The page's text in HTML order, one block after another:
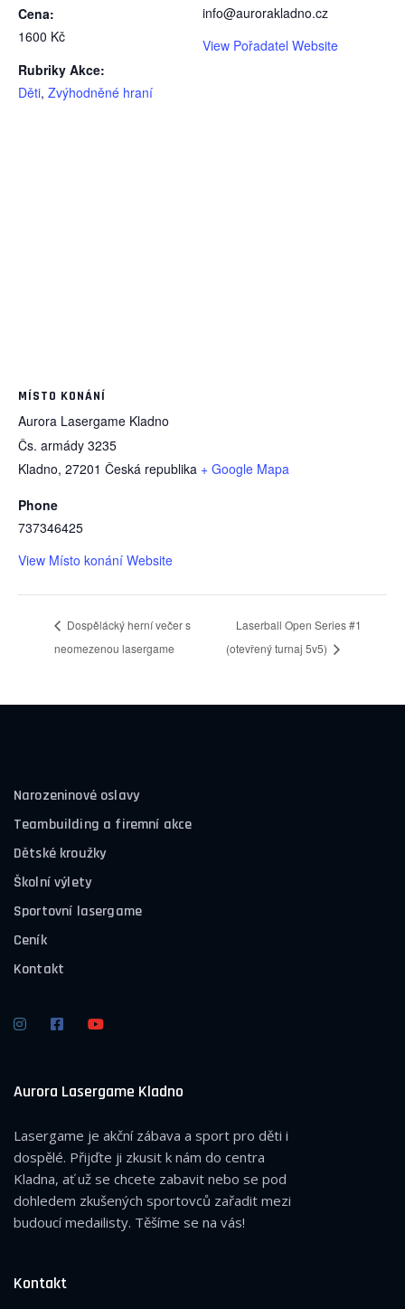
Cena:
1600 Kč
Rubriky Akce:
Děti, Zvýhodněné hraní
info@aurorakladno.cz
View Pořadatel Website
MÍSTO KONÁNÍ
Aurora Lasergame Kladno
Čs. armády 3235
Kladno, 27201 Česká republika + Google Mapa
Phone
737346425
View Místo konání Website
Dospělácký herní večer s
neomezenou lasergame
Laserball Open Series #1
(otevřený turnaj 5v5)
Narozeninové oslavy
Teambuilding a firemní akce
Dětské kroužky
Školní výlety
Sportovní lasergame
Ceník
Kontakt
Aurora Lasergame Kladno
Lasergame je akční zábava a sport pro děti i
dospělé. Přijďte ji zkusit k nám do centra
Kladna, ať už se chcete zabavit nebo se pod
dohledem zkušených sportovců zařadit mezi
budoucí medailisty. Těšíme se na vás!
Kontakt